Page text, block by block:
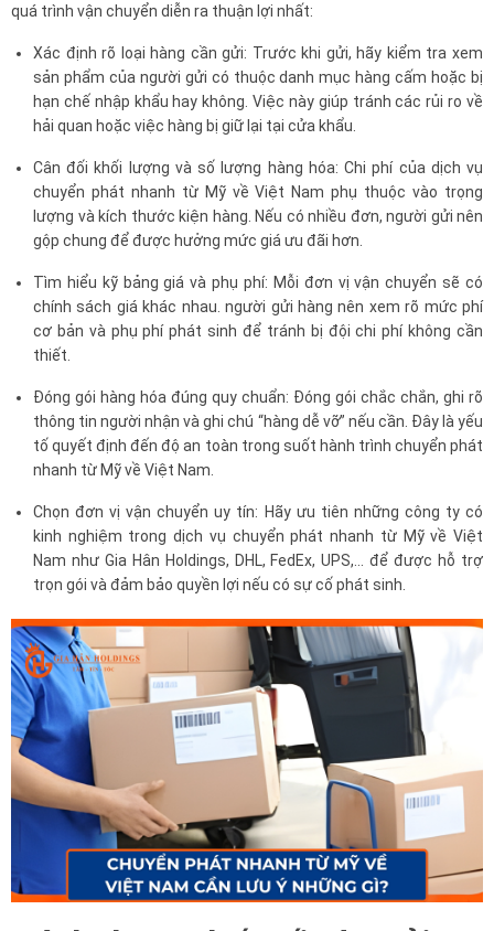
quá trình vận chuyển diễn ra thuận lợi nhất:
Xác định rõ loại hàng cần gửi: Trước khi gửi, hãy kiểm tra xem
sản phẩm của người gửi có thuộc danh mục hàng cấm hoặc bị
hạn chế nhập khẩu hay không. Việc này giúp tránh các rủi ro về
hải quan hoặc việc hàng bị giữ lại tại cửa khẩu.
Cân đối khối lượng và số lượng hàng hóa: Chi phí của dịch vụ
chuyển phát nhanh từ Mỹ về Việt Nam phụ thuộc vào trọng
lượng và kích thước kiện hàng. Nếu có nhiều đơn, người gửi nên
gộp chung để được hưởng mức giá ưu đãi hơn.
Tìm hiểu kỹ bảng giá và phụ phí: Mỗi đơn vị vận chuyển sẽ có
chính sách giá khác nhau. người gửi hàng nên xem rõ mức phí
cơ bản và phụ phí phát sinh để tránh bị đội chi phí không cần
thiết.
Đóng gói hàng hóa đúng quy chuẩn: Đóng gói chắc chắn, ghi rõ
thông tin người nhận và ghi chú “hàng dễ vỡ” nếu cần. Đây là yếu
tố quyết định đến độ an toàn trong suốt hành trình chuyển phát
nhanh từ Mỹ về Việt Nam.
Chọn đơn vị vận chuyển uy tín: Hãy ưu tiên những công ty có
kinh nghiệm trong dịch vụ chuyển phát nhanh từ Mỹ về Việt
Nam như Gia Hân Holdings, DHL, FedEx, UPS,... để được hỗ trợ
trọn gói và đảm bảo quyền lợi nếu có sự cố phát sinh.